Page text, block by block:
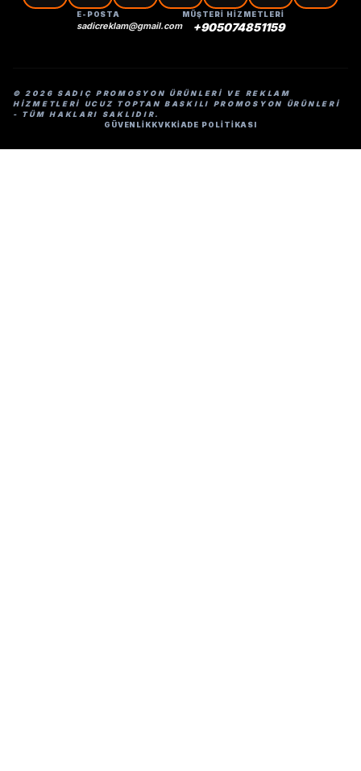
E-POSTA
sadicreklam@gmail.com
MÜŞTERİ HİZMETLERİ
+905074851159
© 2026 SADIÇ PROMOSYON ÜRÜNLERI VE REKLAM
HIZMETLERI UCUZ TOPTAN BASKILI PROMOSYON ÜRÜNLERI
- TÜM HAKLARI SAKLIDIR.
GÜVENLİKKVKKİADE POLİTİKASI